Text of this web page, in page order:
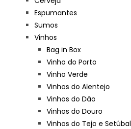
Espumantes
Sumos
Vinhos
Bag in Box
Vinho do Porto
Vinho Verde
Vinhos do Alentejo
Vinhos do Dão
Vinhos do Douro
Vinhos do Tejo e Setúbal